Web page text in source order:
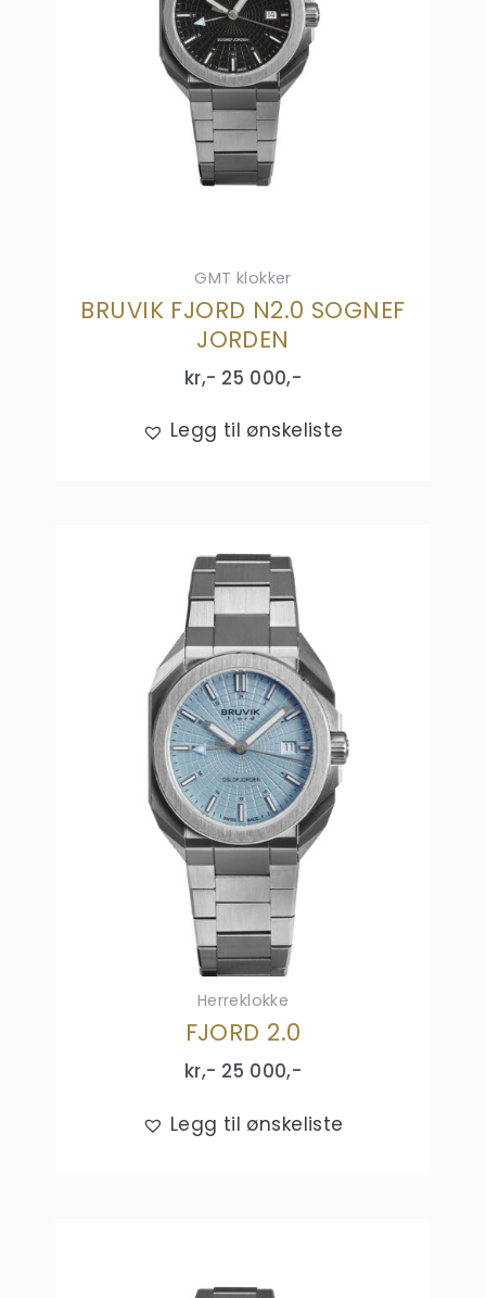
GMT klokker
BRUVIK FJORD N2.0 SOGNEF
JORDEN
kr,- 25 000,-
Legg til ønskeliste
Herreklokke
FJORD 2.0
kr,- 25 000,-
Legg til ønskeliste